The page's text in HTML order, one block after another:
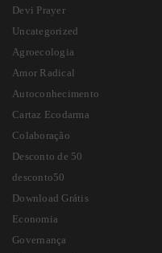
Devi Prayer
Uncategorized
Agroecologia
Amor Radical
Autoconhecimento
Cartaz Ecodarma
Colaboração
Desconto de 50
desconto50
Download Grátis
Economia
Governança